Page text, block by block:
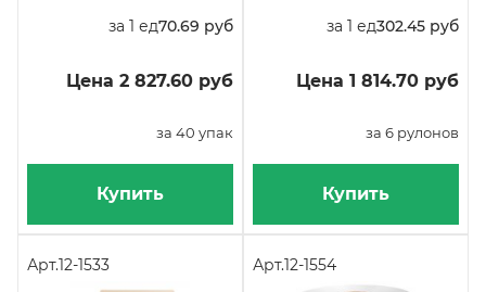
за 1 ед70.69 руб
Цена 2 827.60 руб
за 40 упак
Купить
за 1 ед302.45 руб
Цена 1 814.70 руб
за 6 рулонов
Купить
Арт.12-1533 Арт.12-1554